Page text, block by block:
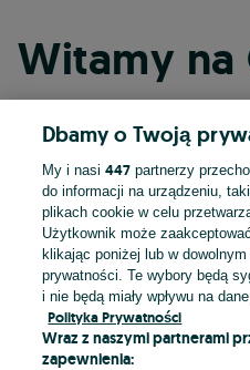
Witamy na
Kontynuuj
Kontynuuj
Kontynuuj
Dbamy o Twoją
My i nasi447 partnerzy
do informacji na urządzeniu,
plikach cookie w celu
Użytkownik może
klikając poniżej lub w
prywatności. Te wybory będą
i nie będą miały wpływu na
Polityka Prywatności
Wraz z naszymi partnerami
zapewnienia: